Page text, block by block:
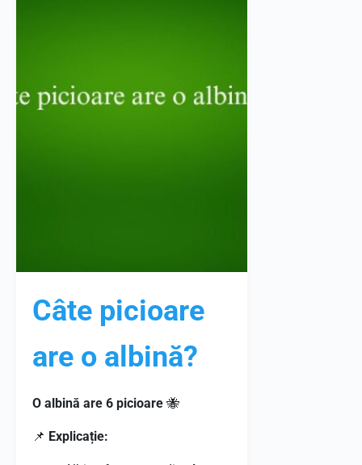
Câte picioare
are o albină?
O albină are 6 picioare 🐝
📌 Explicație: